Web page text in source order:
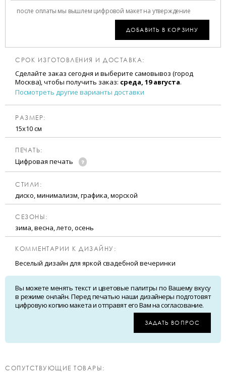
после оплаты мы вышлем цифровой макет на утверждение
ДОБАВИТЬ В КОРЗИНУ
СРОК ИЗГОТОВЛЕНИЯ И ДОСТАВКА:
Сделайте заказ сегодня и выберите самовывоз (город
Москва), чтобы получить заказ: среда, 19 августа.
Посмотреть другие варианты доставки
РАЗМЕР:
15х10 см
ПЕЧАТЬ:
Цифровая печать
CТИЛИ:
диско, минимализм, графика, морской
CЕЗОНЫ:
зима, весна, лето, осень
КОММЕНТАРИИ К ДИЗАЙНУ:
Веселый дизайн для яркой свадебной вечеринки
Вы можете менять текст и цветовые палитры по Вашему вкусу
в режиме онлайн. Перед печатью наши дизайнеры подготовят
цифровую копию макета и отправят его Вам на согласование.
ЗАДАТЬ ВОПРОС
CОПУТСТВУЮЩИЕ ТОВАРЫ: